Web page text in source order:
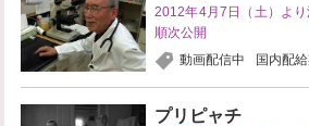
2012年4月7日（土）よ
順次公開
動画配信中
国内配
プリピャチ